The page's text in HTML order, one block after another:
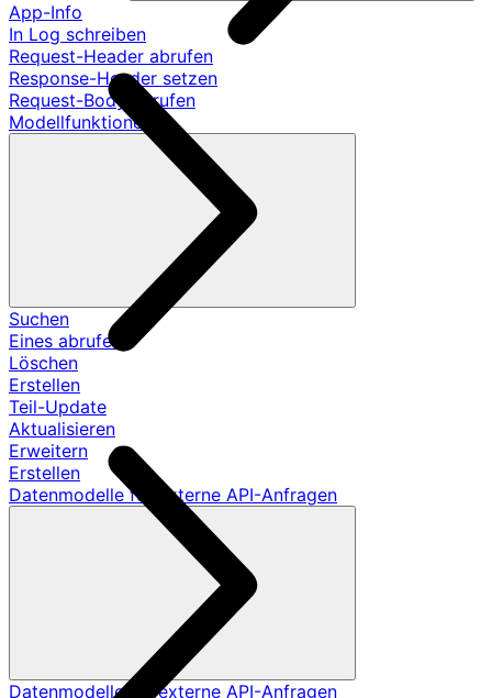
App-Info
In Log schreiben
Request-Header abrufen
Response-Header setzen
Request-Body abrufen
Modellfunktionen
Suchen
Eines abrufen
Löschen
Erstellen
Teil-Update
Aktualisieren
Erweitern
Erstellen
Datenmodelle für externe API-Anfragen
Datenmodelle für externe API-Anfragen